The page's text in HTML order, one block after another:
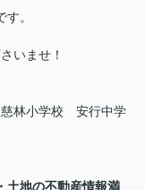
。
いませ！
林小学校 安行中学
土地の不動産情報満